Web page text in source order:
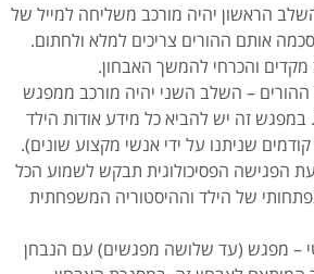
הראשון יהיה מורכב משליחה למייל של
אותם ההורים צריכים למלא ולחתום.
והכרחי להמשך האבחון.
– השלב השני יהיה מורכב ממפגש
זה יש להביא כל מידע אודות הילד
שניתנו על ידי אנשי מקצוע שונים).
הפגישה הפסיכולוגית תבקש לשמוע הכל
של הילד וההיסטוריה המשפחתית
– מפגש (עד שלושה מפגשים) עם הנבחן